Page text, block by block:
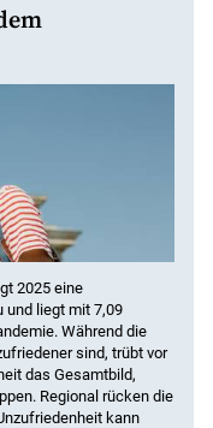
2025 eine
und liegt mit 7,09
Während die
sind, trübt vor
das Gesamtbild,
Regional rücken die
kann